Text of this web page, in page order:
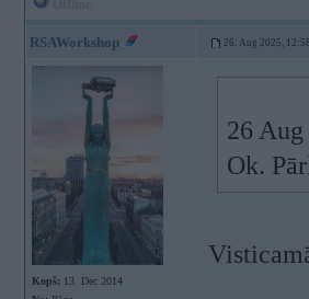
RSAWorkshop 26. Aug 2025,
Kopš: 13. Dec 2014
26
Ok.